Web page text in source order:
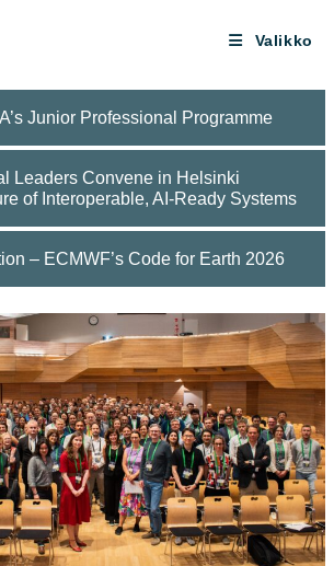
Valikko
Junior Professional Programme
Leaders Convene in Helsinki
of Interoperable, AI-Ready Systems
– ECMWF’s Code for Earth 2026